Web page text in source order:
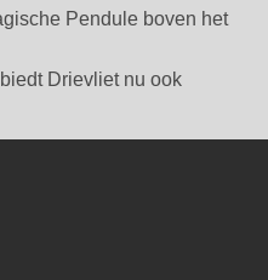
Pendule boven het
Drievliet nu ook